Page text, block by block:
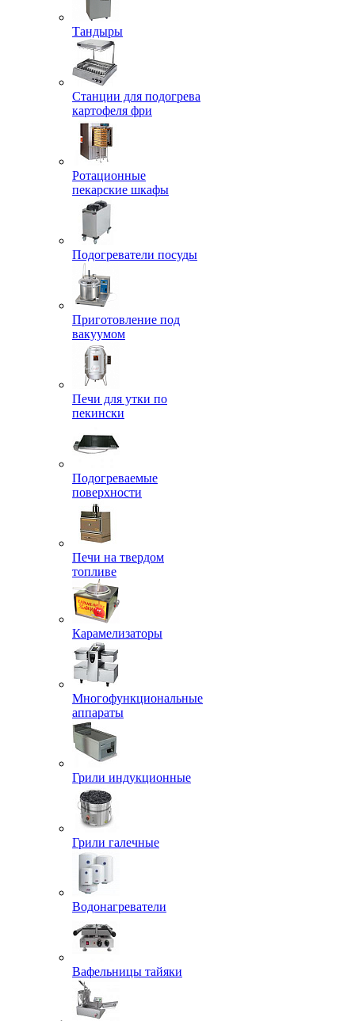
Тандыры
Станции для подогрева
картофеля фри
Ротационные
пекарские шкафы
Подогреватели посуды
Приготовление под
вакуумом
Печи для утки по
пекински
Подогреваемые
поверхности
Печи на твердом
топливе
Карамелизаторы
Многофункциональные
аппараты
Грили индукционные
Грили галечные
Водонагреватели
Вафельницы тайяки